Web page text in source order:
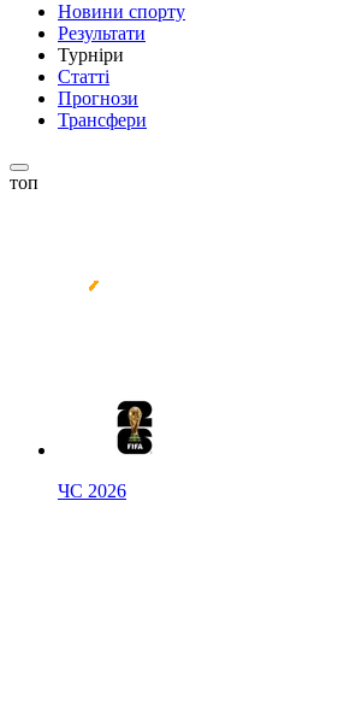
Новини спорту
Результати
Турніри
Статті
Прогнози
Трансфери
топ
ЧС 2026